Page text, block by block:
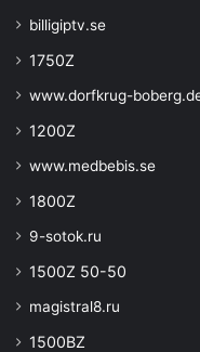
billigiptv.se
1750Z
www.dorfkrug-
1200Z
www.medbebis.se
1800Z
9-sotok.ru
1500Z 50-50
magistral8.ru
1500BZ